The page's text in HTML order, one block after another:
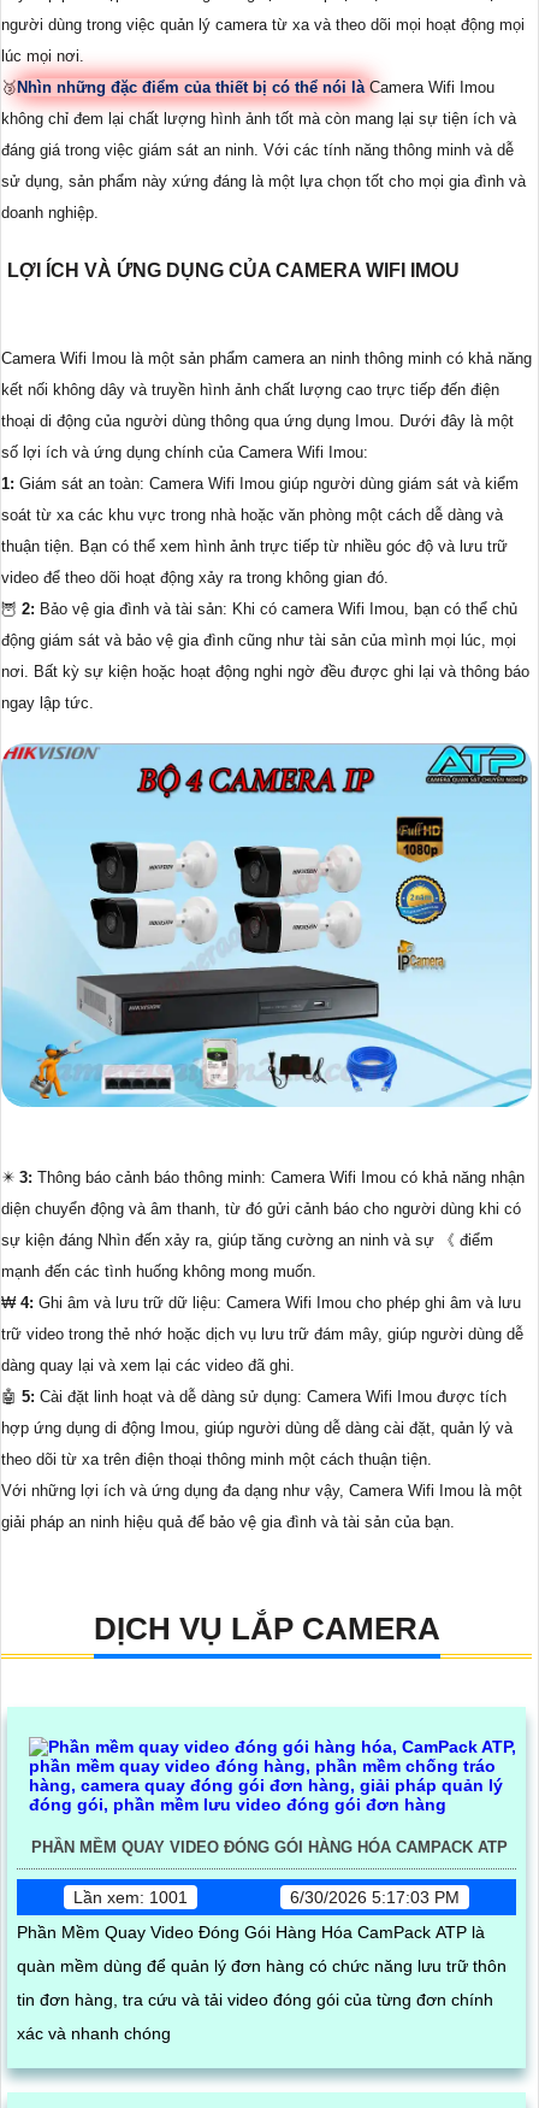
người dùng trong việc quản lý camera từ xa và theo dõi mọi hoạt động mọi
lúc mọi nơi.
🥉Nhìn những đặc điểm của thiết bị có thể nói là Camera Wifi Imou
không chỉ đem lại chất lượng hình ảnh tốt mà còn mang lại sự tiện ích và
đáng giá trong việc giám sát an ninh. Với các tính năng thông minh và dễ
sử dụng, sản phẩm này xứng đáng là một lựa chọn tốt cho mọi gia đình và
doanh nghiệp.
LỢI ÍCH VÀ ỨNG DỤNG CỦA CAMERA WIFI IMOU
Camera Wifi Imou là một sản phẩm camera an ninh thông minh có khả năng
kết nối không dây và truyền hình ảnh chất lượng cao trực tiếp đến điện
thoại di động của người dùng thông qua ứng dụng Imou. Dưới đây là một
số lợi ích và ứng dụng chính của Camera Wifi Imou:
1: Giám sát an toàn: Camera Wifi Imou giúp người dùng giám sát và kiểm
soát từ xa các khu vực trong nhà hoặc văn phòng một cách dễ dàng và
thuận tiện. Bạn có thể xem hình ảnh trực tiếp từ nhiều góc độ và lưu trữ
video để theo dõi hoạt động xảy ra trong không gian đó.
🦉 2: Bảo vệ gia đình và tài sản: Khi có camera Wifi Imou, bạn có thể chủ
động giám sát và bảo vệ gia đình cũng như tài sản của mình mọi lúc, mọi
nơi. Bất kỳ sự kiện hoặc hoạt động nghi ngờ đều được ghi lại và thông báo
ngay lập tức.
✴️ 3: Thông báo cảnh báo thông minh: Camera Wifi Imou có khả năng nhận
diện chuyển động và âm thanh, từ đó gửi cảnh báo cho người dùng khi có
sự kiện đáng Nhìn đến xảy ra, giúp tăng cường an ninh và sự 《 điểm
mạnh đến các tình huống không mong muốn.
₩ 4: Ghi âm và lưu trữ dữ liệu: Camera Wifi Imou cho phép ghi âm và lưu
trữ video trong thẻ nhớ hoặc dịch vụ lưu trữ đám mây, giúp người dùng dễ
dàng quay lại và xem lại các video đã ghi.
🤖️ 5: Cài đặt linh hoạt và dễ dàng sử dụng: Camera Wifi Imou được tích
hợp ứng dụng di động Imou, giúp người dùng dễ dàng cài đặt, quản lý và
theo dõi từ xa trên điện thoại thông minh một cách thuận tiện.
Với những lợi ích và ứng dụng đa dạng như vậy, Camera Wifi Imou là một
giải pháp an ninh hiệu quả để bảo vệ gia đình và tài sản của bạn.
DỊCH VỤ LẮP CAMERA
PHẦN MỀM QUAY VIDEO ĐÓNG GÓI HÀNG HÓA CAMPACK ATP
Lần xem: 1001
6/30/2026 5:17:03 PM
Phần Mềm Quay Video Đóng Gói Hàng Hóa CamPack ATP là
quàn mềm dùng để quản lý đơn hàng có chức năng lưu trữ thôn
tin đơn hàng, tra cứu và tải video đóng gói của từng đơn chính
xác và nhanh chóng